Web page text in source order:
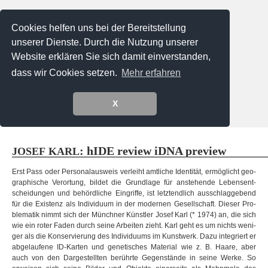
Cookies helfen uns bei der Bereitstellung
unserer Dienste. Durch die Nutzung unserer
Website erklären Sie sich damit einverstanden,
dass wir Cookies setzen. Mehr erfahren
X
JOSEF KARL: hIDE review iDNA preview
Erst Pass oder Per­so­nal­aus­weis ver­leiht amt­li­che Iden­ti­tät, ermög­licht geo­
gra­phi­sche Ver­or­tung, bil­det die Grund­lage für anste­hende Lebens­ent­
schei­dun­gen und behörd­li­che Ein­griffe, ist letzt­end­lich aus­schlag­ge­bend
für die Exis­tenz als Indi­vi­duum in der moder­nen Gesell­schaft. Die­ser Pro­
ble­ma­tik nimmt sich der Münch­ner Künst­ler Josef Karl (* 1974) an, die sich
wie ein roter Faden durch seine Arbei­ten zieht. Karl geht es um nichts weni­
ger als die Kon­ser­vie­rung des Indi­vi­du­ums im Kunst­werk. Dazu inte­griert er
abge­lau­fene ID-Karten und gene­ti­sches Mate­rial wie z. B. Haare, aber
auch von den Dar­ge­stell­ten berührte Gegen­stände in seine Werke. So